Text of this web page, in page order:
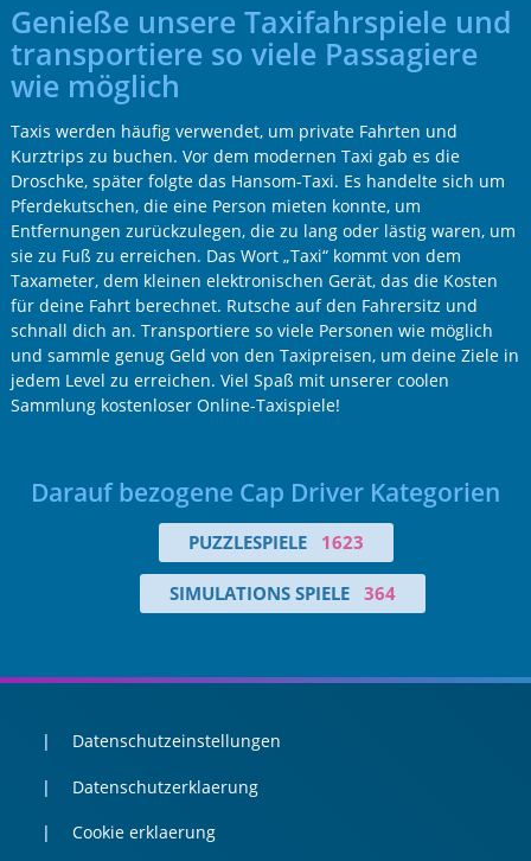
Genieße unsere Taxifahrspiele und
transportiere so viele Passagiere
wie möglich
Taxis werden häufig verwendet, um private Fahrten und
Kurztrips zu buchen. Vor dem modernen Taxi gab es die
Droschke, später folgte das Hansom-Taxi. Es handelte sich um
Pferdekutschen, die eine Person mieten konnte, um
Entfernungen zurückzulegen, die zu lang oder lästig waren, um
sie zu Fuß zu erreichen. Das Wort „Taxi“ kommt von dem
Taxameter, dem kleinen elektronischen Gerät, das die Kosten
für deine Fahrt berechnet. Rutsche auf den Fahrersitz und
schnall dich an. Transportiere so viele Personen wie möglich
und sammle genug Geld von den Taxipreisen, um deine Ziele in
jedem Level zu erreichen. Viel Spaß mit unserer coolen
Sammlung kostenloser Online-Taxispiele!
Darauf bezogene Cap Driver Kategorien
PUZZLESPIELE 1623
SIMULATIONS SPIELE 364
Datenschutzeinstellungen
Datenschutzerklaerung
Cookie erklaerung